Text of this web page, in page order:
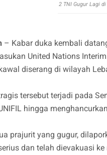
2 TNI Gugur Lagi
– Kabar duka kembali
United Nations
diserang di wilayah
tersebut terjadi pada
hingga
prajurit yang gugur,
dan telah dievakuasi